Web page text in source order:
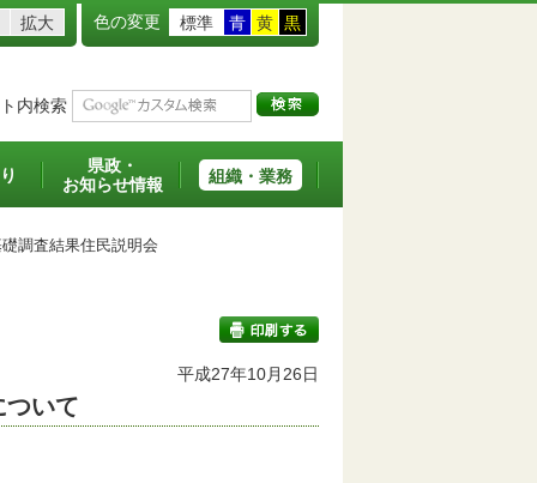
拡大 色の変更 標準 青 黄 黒
内検索
県政・
お知らせ情報
組織・業務
調査結果住民説明会
印刷する
平成27年10月26日
ついて